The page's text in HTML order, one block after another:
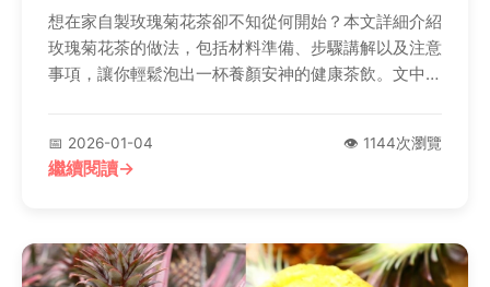
想在家自製玫瑰菊花茶卻不知從何開始？本文詳細介紹
玫瑰菊花茶的做法，包括材料準備、步驟講解以及注意
事項，讓你輕鬆泡出一杯養顏安神的健康茶飲。文中還
📅 2026-01-04 👁️ 1144次瀏覽
繼續閱讀